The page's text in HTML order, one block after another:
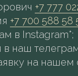
+7 777
+7 700 588 58
в Instagram*;
в наш
на нашем